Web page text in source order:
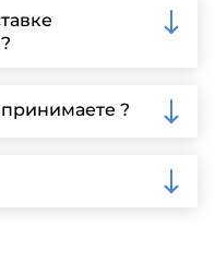
почту или
для более
встречи.
и надежной
?
переводы,
о